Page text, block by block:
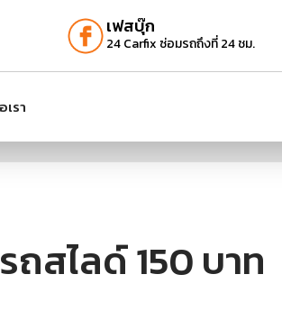
เฟสบุ๊ก
24 Carfix ซ่อมรถถึงที่ 24 ชม.
รา
สไลด์ 150 บาท